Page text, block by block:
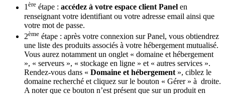
1ère étape : accédez à votre espace client Panel en
renseignant votre identifiant ou votre adresse email ainsi que
votre mot de passe.
2ème étape : après votre connexion sur Panel, vous obtiendrez
une liste des produits associés à votre hébergement mutualisé.
Vous aurez notamment un onglet « domaine et hébergement
», « serveurs », « stockage en ligne » et « autres services ».
Rendez-vous dans « Domaine et hébergement », ciblez le
domaine recherché et cliquez sur le bouton « Gérer » à droite.
A noter que ce bouton n’est présent que sur un produit en